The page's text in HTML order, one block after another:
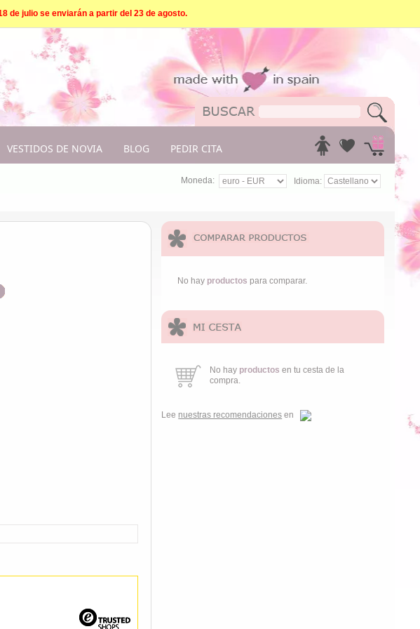
de julio se enviarán a partir del 23 de agosto.
VESTIDOS DE NOVIA BLOG PEDIR CITA
Idioma:
Moneda:
No hay productos para comparar.
No hay productos en tu cesta de la
compra.
Lee nuestras recomendaciones en